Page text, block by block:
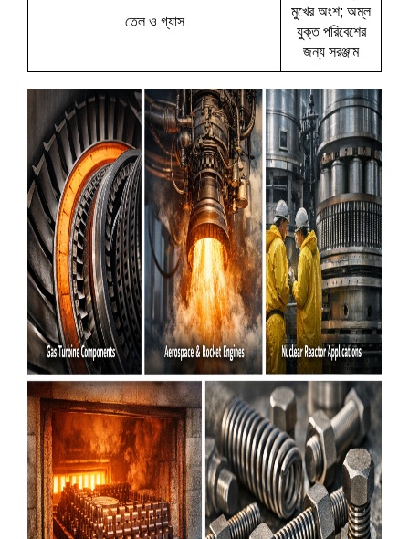
তেল ও গ্যাস
মুখের অংশ; অম্ল
যুক্ত পরিবেশের
জন্য সরঞ্জাম